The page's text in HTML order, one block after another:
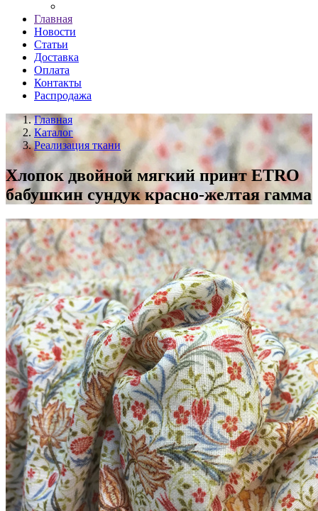
Главная
Новости
Статьи
Доставка
Оплата
Контакты
Распродажа
Главная
Каталог
Реализация ткани
Хлопок двойной мягкий принт ETRO
бабушкин сундук красно-желтая гамма